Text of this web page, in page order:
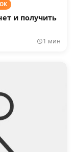
и получить
1 мин